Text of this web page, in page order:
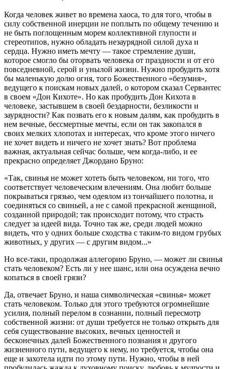
Когда человек живет во времена хаоса, то для того, чтобы в
силу собственной инерции не поплыть по общему течению и
не быть поглощенным морем коллективной глупости и
стереотипов, нужно обладать незаурядной силой духа и
сердца. Нужно иметь мечту — такое стремление души,
которое смогло бы оторвать человека от праздности и от его
повседневной, серой и унылой жизни. Нужно пробудить хотя
бы маленькую долю огня, того Божественного «безумия»,
ведущего к поискам новых далей, о котором сказал Сервантес
в своем «Дон Кихоте». Но как пробудить Дон Кихота в
человеке, застывшем в своей бездарности, безликости и
заурядности? Как позвать его к новым далям, как пробудить в
нем вечные, бессмертные мечты, если он так закопался в
своих мелких хлопотах и интересах, что кроме этого ничего
не хочет видеть и ничего не хочет знать? Вот проблема
важная, актуальная сейчас больше, чем когда-либо, и ее
прекрасно определяет Джордано Бруно:
«Так, свинья не может хотеть быть человеком, ни того, что
соответствует человеческим влечениям. Она любит больше
покрываться грязью, чем одеялом из тончайшего полотна, и
соединяться со свиньей, а не с самой прекрасной женщиной,
созданной природой; так происходит потому, что страсть
следует за идеей вида. Точно так же, среди людей можно
видеть, что у одних больше сходства с таким-то видом грубых
животных, у других — с другим видом...»
Но все-таки, продолжая аллегорию Бруно, — может ли свинья
стать человеком? Есть ли у нее шанс, или она осуждена вечно
копаться в своей грязи?
Да, отвечает Бруно, и наша символическая «свинья» может
стать человеком. Только для этого требуются огромнейшие
усилия, полный перелом в сознании, полный пересмотр
собственной жизни: от души требуется не только открыть для
себя существование высоких, вечных ценностей и
бесконечных далей Божественного познания и другого
жизненного пути, ведущего к нему, но требуется, чтобы она
еще и захотела идти по этому пути. Нужно, чтобы в ней